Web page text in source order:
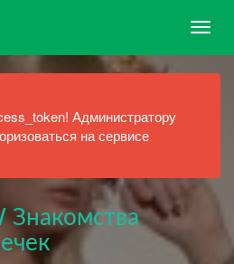
Администратору
на сервисе
Знакомства